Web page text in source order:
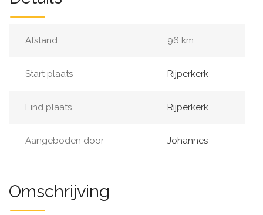
Afstand 96 km
Start plaats Rijperkerk
Eind plaats Rijperkerk
Aangeboden door Johannes
Omschrijving